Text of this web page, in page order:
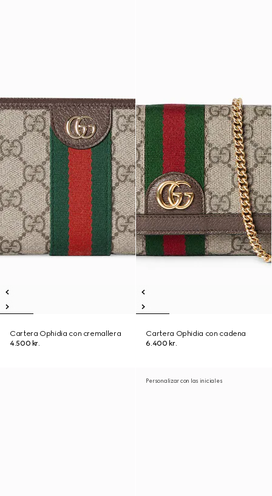
Cartera Ophidia con cremallera
4.500 kr.
Cartera Ophidia con cadena
6.400 kr.
Personalizar con las iniciales